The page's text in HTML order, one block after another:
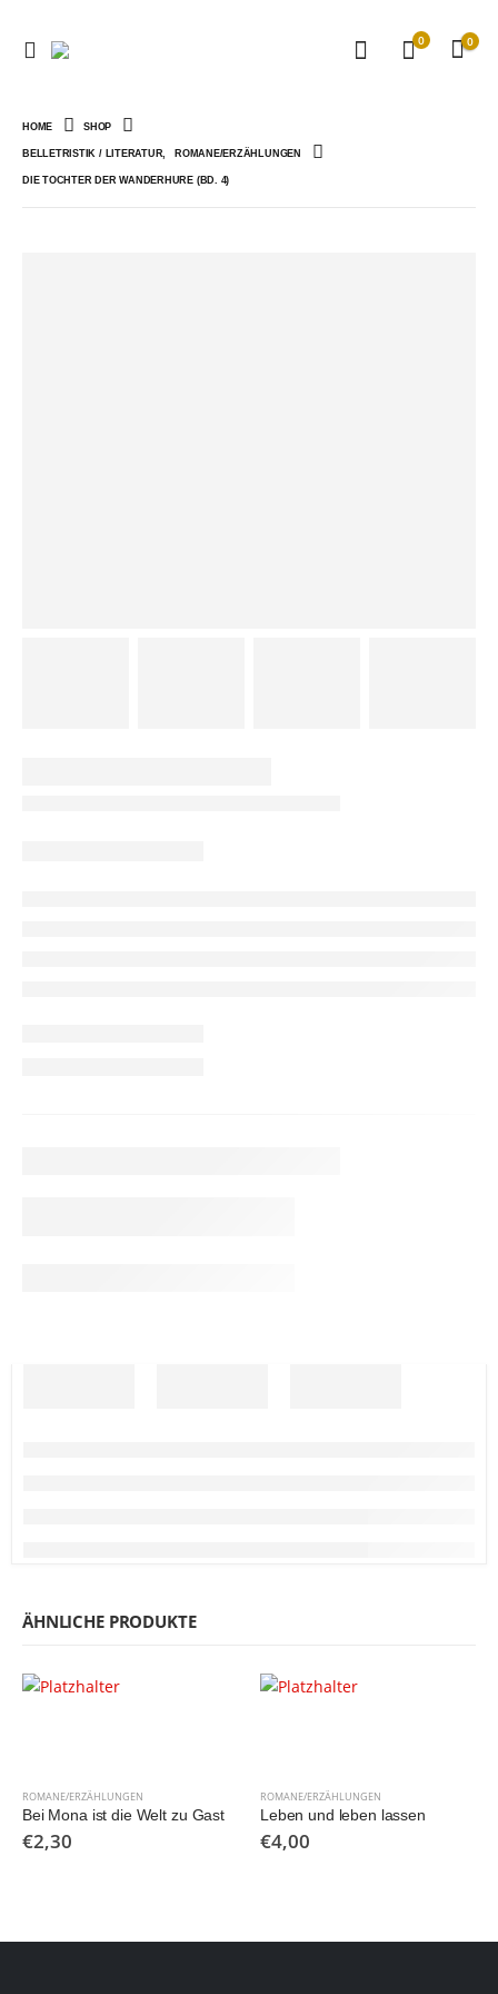
0 0
HOME SHOP
BELLETRISTIK / LITERATUR, ROMANE/ERZÄHLUNGEN
DIE TOCHTER DER WANDERHURE (BD. 4)
ÄHNLICHE PRODUKTE
ROMANE/ERZÄHLUNGEN
Bei Mona ist die Welt zu Gast
€2,30
ROMANE/ERZÄHLUNGEN
Leben und leben lassen
€4,00